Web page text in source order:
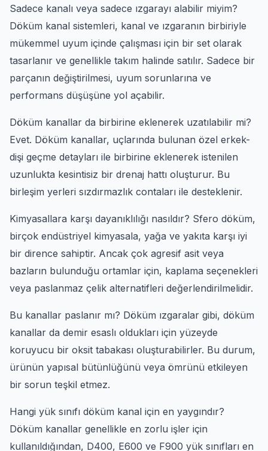
Sadece kanalı veya sadece ızgarayı alabilir miyim?
Döküm kanal sistemleri, kanal ve ızgaranın birbiriyle
mükemmel uyum içinde çalışması için bir set olarak
tasarlanır ve genellikle takım halinde satılır. Sadece bir
parçanın değiştirilmesi, uyum sorunlarına ve
performans düşüşüne yol açabilir.
Döküm kanallar da birbirine eklenerek uzatılabilir mi?
Evet. Döküm kanallar, uçlarında bulunan özel erkek-
dişi geçme detayları ile birbirine eklenerek istenilen
uzunlukta kesintisiz bir drenaj hattı oluşturur. Bu
birleşim yerleri sızdırmazlık contaları ile desteklenir.
Kimyasallara karşı dayanıklılığı nasıldır? Sfero döküm,
birçok endüstriyel kimyasala, yağa ve yakıta karşı iyi
bir dirence sahiptir. Ancak çok agresif asit veya
bazların bulunduğu ortamlar için, kaplama seçenekleri
veya paslanmaz çelik alternatifleri değerlendirilmelidir.
Bu kanallar paslanır mı? Döküm ızgaralar gibi, döküm
kanallar da demir esaslı oldukları için yüzeyde
koruyucu bir oksit tabakası oluşturabilirler. Bu durum,
ürünün yapısal bütünlüğünü veya ömrünü etkileyen
bir sorun teşkil etmez.
Hangi yük sınıfı döküm kanal için en yaygındır?
Döküm kanallar genellikle en zorlu işler için
kullanıldığından, D400, E600 ve F900 yük sınıfları en